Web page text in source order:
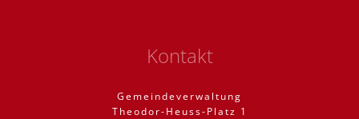
Kontakt
Gemeindeverwaltung
Theodor-Heuss-Platz 1